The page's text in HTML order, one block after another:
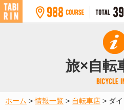
旅×自転
ホーム >情報一覧 > 自転車店 > ダ